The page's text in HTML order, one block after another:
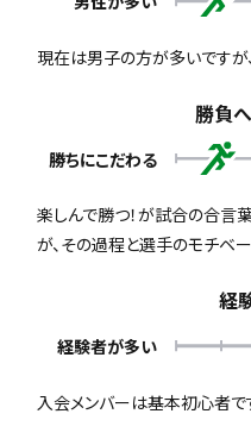
現在は男子の方が多いですが
勝負
勝ちにこだわる
楽しんで勝つ！が試合の合言
が、その過程と選手のモチベ
経
経験者が多い
入会メンバーは基本初心者で